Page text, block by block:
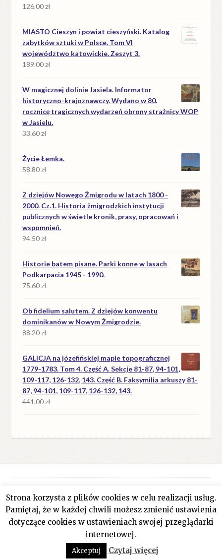
126.00zł
MIASTO Cieszyn i powiat cieszyński. Katalog
zabytków sztuki w Polsce. Tom VI
województwo katowickie. Zeszyt 3.
189.00zł
W magicznej dolinie Jasiela. Informator
historyczno-krajoznawczy. Wydano w 80.
rocznicę tragicznych wydarzeń obrony strażnicy WOP
w Jasielu.
33.60zł
Życie Łemka.
58.80zł
Z dziejów Nowego Żmigrodu w latach 1800 -
2000. Cz.1. Historia żmigrodzkich instytucji
publicznych w świetle kronik, prasy, opracowań i
wspomnień.
94.50zł
Historie batem pisane. Parki konne w lasach
Podkarpacia 1945 - 1990.
75.60zł
Ob fidelium salutem. Z dziejów konwentu
dominikanów w Nowym Żmigrodzie.
88.20zł
GALICJA na józefińskiej mapie topograficznej
1779-1783. Tom 4. Część A. Sekcje 81-87, 94-101,
109-117, 126-132, 143. Część B. Faksymilia arkuszy 81-
87, 94-101, 109-117, 126-132, 143.
441.00zł
© Antykwariat Filar 2026
Polityka prywatności
Stworzone z WooCommerce.
Strona korzysta z plików cookies w celu realizacji usług.
Pamiętaj, że w każdej chwili możesz zmienić ustawienia
dotyczące cookies w ustawieniach swojej przeglądarki
internetowej.
Akceptuj Czytaj więcej